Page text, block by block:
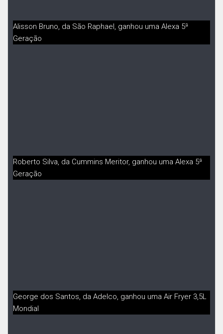
Alisson Bruno, da São Raphael, ganhou uma Alexa 5ª
Geração
Roberto Silva, da Cummins Meritor, ganhou uma Alexa 5ª
Geração
George dos Santos, da Adelco, ganhou uma Air Fryer 3,5L
Mondial